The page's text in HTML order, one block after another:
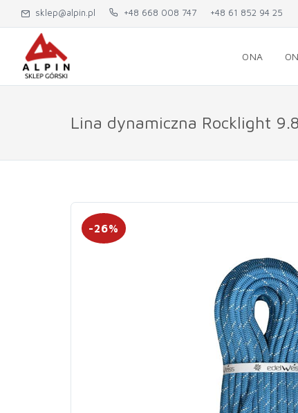
sklep@alpin.pl +48 668 008 747 +48 61 852 94 25
ONA ON
Lina dynamiczna Rocklight
-26%